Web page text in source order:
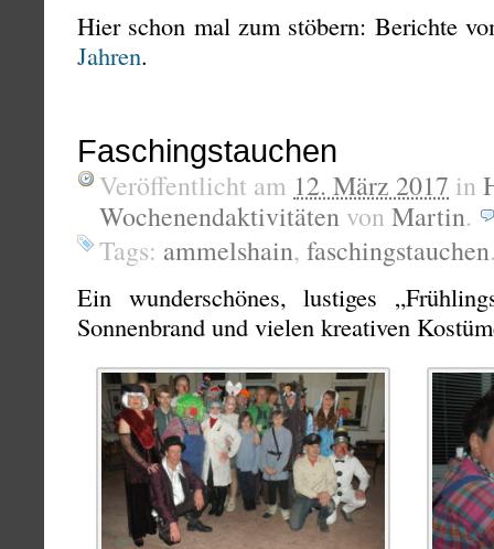
Hier schon mal zum stöbern: Berichte
Jahren.
Faschingstauchen
Veröffentlicht am 12. März 2017 in
Wochenendaktivitäten von Martin.
Tags: ammelshain, faschingstauchen
Ein wunderschönes, lustiges
Sonnenbrand und vielen kreativen